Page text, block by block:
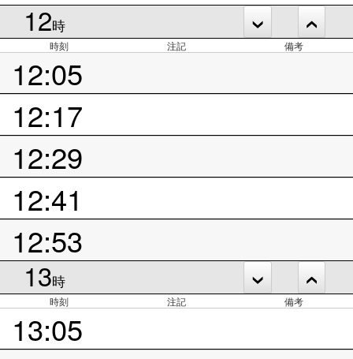
12時
時刻 注記 備考
12:05
12:17
12:29
12:41
12:53
13時
時刻 注記 備考
13:05